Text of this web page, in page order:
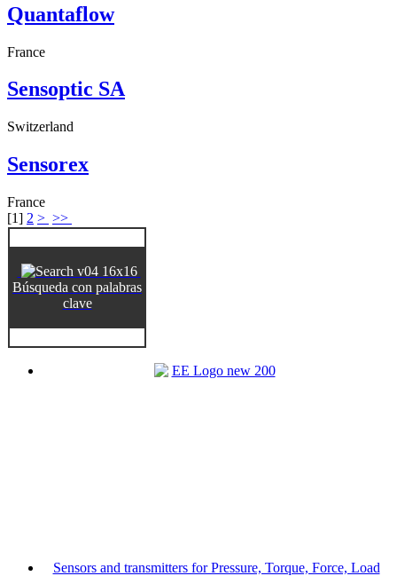
Quantaflow
France
Sensoptic SA
Switzerland
Sensorex
France
[1] 2 > >>
Búsqueda con palabras
clave
Sensors and transmitters for Pressure, Torque, Force, Load